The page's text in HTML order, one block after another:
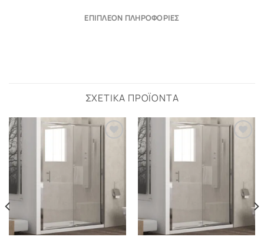
ΕΠΙΠΛΈΟΝ ΠΛΗΡΟΦΟΡΊΕΣ
ΣΧΕΤΙΚΆ ΠΡΟΪΌΝΤΑ